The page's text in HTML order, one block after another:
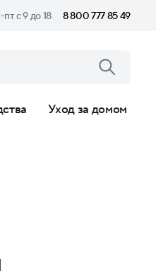
пт с 9 до 18 8 800 777 85 49
Уход за домом